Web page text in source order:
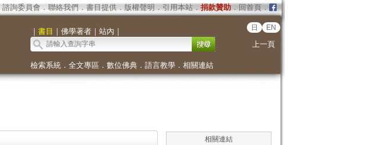
諮詢委員會． 聯絡我們 ． 書目提供． 版權聲明 ． 引用本站． 捐款贊助．回首頁．
｜ 書目 ｜ 佛學著者｜ 站內 ｜ 日 EN
上一頁
檢索系統． 全文專區 ． 數位佛典． 語言教學． 相關連結
相關連結